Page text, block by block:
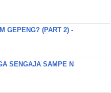
GEPENG? (PART 2) -
SENGAJA SAMPE N